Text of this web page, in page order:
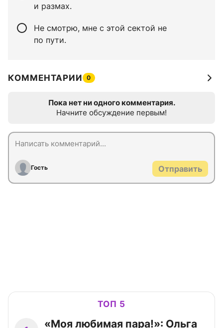
и размах.
Не смотрю, мне с этой сектой не
по пути.
КОММЕНТАРИИ 0
Пока нет ни одного комментария.
Начните обсуждение первым!
Гость Отправить
ТОП 5
«Моя любимая пара!»: Ольга